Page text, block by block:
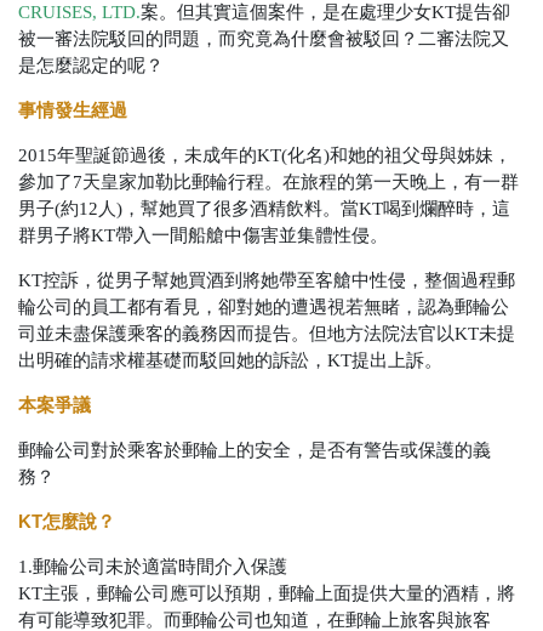
CRUISES, LTD.案。但其實這個案件，是在處理少女KT提告卻
被一審法院駁回的問題，而究竟為什麼會被駁回？二審法院又
是怎麼認定的呢？
事情發生經過
2015年聖誕節過後，未成年的KT(化名)和她的祖父母與姊妹，
參加了7天皇家加勒比郵輪行程。在旅程的第一天晚上，有一群
男子(約12人)，幫她買了很多酒精飲料。當KT喝到爛醉時，這
群男子將KT帶入一間船艙中傷害並集體性侵。
KT控訴，從男子幫她買酒到將她帶至客艙中性侵，整個過程郵
輪公司的員工都有看見，卻對她的遭遇視若無睹，認為郵輪公
司並未盡保護乘客的義務因而提告。但地方法院法官以KT未提
出明確的請求權基礎而駁回她的訴訟，KT提出上訴。
本案爭議
郵輪公司對於乘客於郵輪上的安全，是否有警告或保護的義
務？
KT怎麼說？
1.郵輪公司未於適當時間介入保護
KT主張，郵輪公司應可以預期，郵輪上面提供大量的酒精，將
有可能導致犯罪。而郵輪公司也知道，在郵輪上旅客與旅客